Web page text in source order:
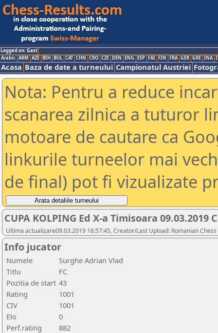
Logged on: Gast
Arabic ARM AZE BIH BUL CAT CHN CRO CZE DEN ENG ESP FAI FIN FRA GER GRE INA
Acasa Baza de date a turneului Campionatul Austriei
Nota: Pentru a reduce
scanarea zilnica a tuturor
motoare de cautare ca
linkurile turneelor mai
de final) pot fi vizualizate
CUPA KOLPING Ed X-a Timisoara 09.03.2019
Ultima actualizare09.03.2019 16:57:45, Creator/Last Upload: Romanian
Info jucator
Numele
Surghe Adrian Vlad
Titlu
FC
Pozitia de start 43
Rating
1001
CIV
1001
Elo
0
Perf.rating
882